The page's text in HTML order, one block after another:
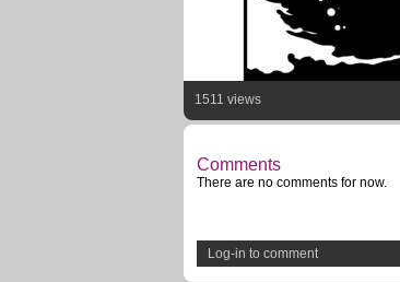
1511 views
Comments
There are no comments for now.
Log-in to comment